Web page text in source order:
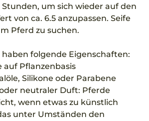
um sich wieder auf den
von ca. 6.5 anzupassen. Seife
Pferd zu suchen.
haben folgende Eigenschaften:
auf Pflanzenbasis
Silikone oder Parabene
neutraler Duft: Pferde
wenn etwas zu künstlich
unter Umständen den